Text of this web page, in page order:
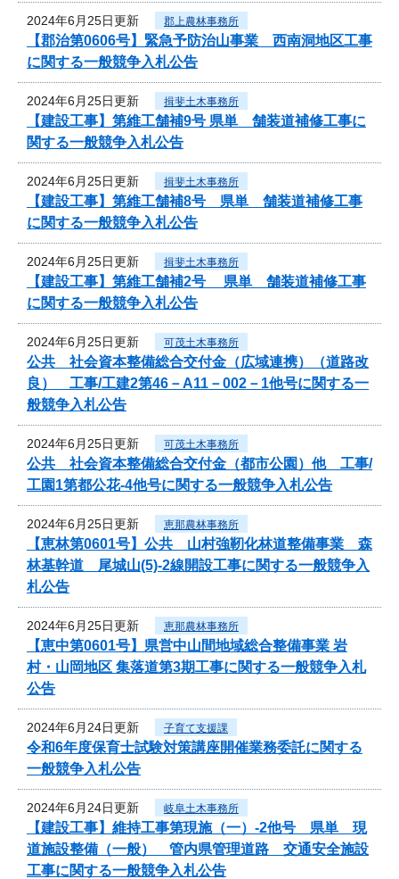
2024年6月25日更新 郡上農林事務所
【郡治第0606号】緊急予防治山事業 西南洞地区工事
に関する一般競争入札公告
2024年6月25日更新 揖斐土木事務所
【建設工事】第維工舗補9号 県単 舗装道補修工事に
関する一般競争入札公告
2024年6月25日更新 揖斐土木事務所
【建設工事】第維工舗補8号 県単 舗装道補修工事
に関する一般競争入札公告
2024年6月25日更新 揖斐土木事務所
【建設工事】第維工舗補2号 県単 舗装道補修工事
に関する一般競争入札公告
2024年6月25日更新 可茂土木事務所
公共 社会資本整備総合交付金（広域連携）（道路改
良） 工事/工建2第46－A11－002－1他号に関する一
般競争入札公告
2024年6月25日更新 可茂土木事務所
公共 社会資本整備総合交付金（都市公園）他 工事/
工園1第都公花-4他号に関する一般競争入札公告
2024年6月25日更新 恵那農林事務所
【恵林第0601号】公共 山村強靭化林道整備事業 森
林基幹道 尾城山(5)-2線開設工事に関する一般競争入
札公告
2024年6月25日更新 恵那農林事務所
【恵中第0601号】県営中山間地域総合整備事業 岩
村・山岡地区 集落道第3期工事に関する一般競争入札
公告
2024年6月24日更新 子育て支援課
令和6年度保育士試験対策講座開催業務委託に関する
一般競争入札公告
2024年6月24日更新 岐阜土木事務所
【建設工事】維持工事第現施（一）-2他号 県単 現
道施設整備（一般） 管内県管理道路 交通安全施設
工事に関する一般競争入札公告